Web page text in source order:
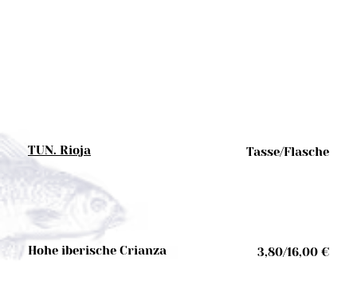
TUN. Rioja Tasse/Flasche
Hohe iberische Crianza 3,80/16,00 €